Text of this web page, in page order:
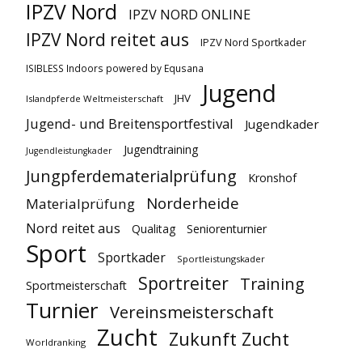
IPZV Nord IPZV NORD ONLINE
IPZV Nord reitet aus IPZV Nord Sportkader
ISIBLESS Indoors powered by Equsana
Islandpferde Weltmeisterschaft JHV Jugend
Jugend- und Breitensportfestival Jugendkader
Jugendleistungkader Jugendtraining
Jungpferdematerialprüfung Kronshof
Materialprüfung Norderheide
Nord reitet aus Qualitag Seniorenturnier
Sport Sportkader Sportleistungskader
Sportmeisterschaft Sportreiter Training
Turnier Vereinsmeisterschaft
Worldranking Zucht Zukunft Zucht